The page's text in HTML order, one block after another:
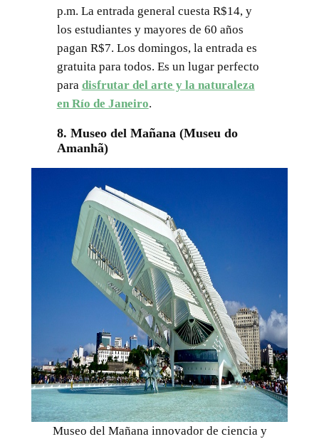
p.m. La entrada general cuesta R$14, y
los estudiantes y mayores de 60 años
pagan R$7. Los domingos, la entrada es
gratuita para todos. Es un lugar perfecto
para disfrutar del arte y la naturaleza
en Río de Janeiro.
8. Museo del Mañana (Museu do
Amanhã)
Museo del Mañana innovador de ciencia y